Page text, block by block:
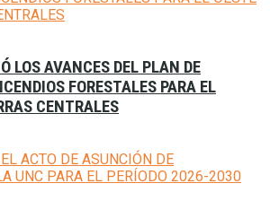
LOS AVANCES DEL PLAN DE
FORESTALES PARA EL
CENTRALES